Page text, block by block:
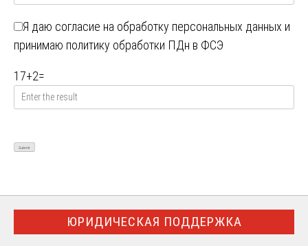
Я даю согласие на обработку персональных данных и
принимаю политику обработки ПДн в ФСЭ
17+2=
ЮРИДИЧЕСКАЯ ПОДДЕРЖКА